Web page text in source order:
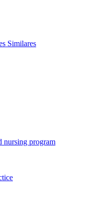
Similares
nursing program